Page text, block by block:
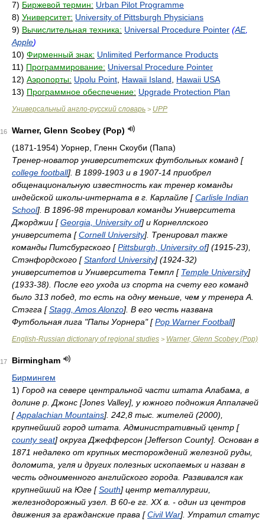
7) Биржевой термин: Urban Pilot Programme
8) Университет: University of Pittsburgh Physicians
9) Вычислительная техника: Universal Procedure Pointer (AE,
Apple)
10) Фирменный знак: Unlimited Performance Products
11) Программирование: Universal Procedure Pointer
12) Аэропорты: Upolu Point Hawaii Island
Hawaii USA
13) Программное обеспечение: Upgrade Protection Plan
Универсальный англо-русский словарь > UPP
16
Warner, Glenn Scobey (Pop)
(1871-1954) Уорнер, Гленн Скоуби (Папа)
Тренер-новатор университетских футбольных команд [
college football]. В 1899-1903 и в 1907-14 приобрел
общенациональную известность как тренер команды
индейской школы-интерната в г. Карлайле [Carlisle Indian
School]. В 1896-98 тренировал команды Университета
Джорджии [Georgia, University of] и Корнеллского
университета [Cornell University]. Тренировал также
команды Питсбургского [Pittsburgh, University of] (1915-23),
Стэнфордского [Stanford University] (1924-32)
университетов и Университета Темпл [ Temple University]
(1933-38). После его ухода из спорта на счету его команд
было 313 побед, то есть на одну меньше, чем у тренера А.
Стэгга [Stagg, Amos Alonzo]. В его честь названа
Футбольная лига "Папы Уорнера" [Pop Warner Football]
English-Russian dictionary of regional studies > Warner, Glenn Scobey (Pop)
17
Birmingham
Бирмингем
1) Город на севере центральной части штата Алабама, в
долине р. Джонс [Jones Valley], у южного подножия Аппалачей
[Appalachian Mountains]. 242,8 тыс. жителей (2000),
крупнейший город штата. Административный центр [
county seat] округа Джефферсон [Jefferson County]. Основан в
1871 недалеко от крупных месторождений железной руды,
доломита, угля и других полезных ископаемых и назван в
честь одноименного английского города. Развивался как
крупнейший на Юге [South] центр металлургии,
железнодорожный узел. В 60-е гг. XX в. - один из центров
движения за гражданские права [Civil War]. Утратил статус